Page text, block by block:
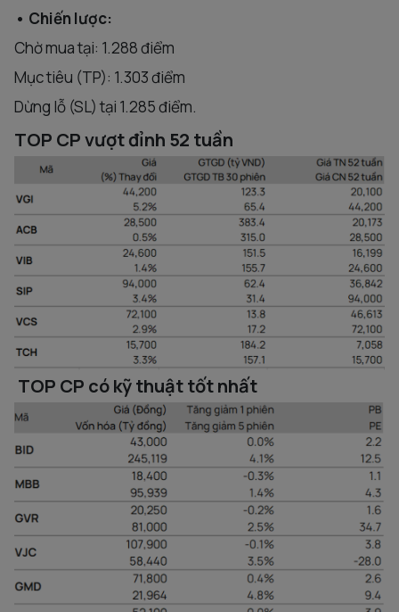
• Chiến lược:
Chờ mua tại: 1.288 điểm
Mục tiêu (TP): 1.303 điểm
Dừng lỗ (SL) tại 1.285 điểm.
TOP CP vượt đỉnh 52 tuần
TOP CP có kỹ thuật tốt nhất